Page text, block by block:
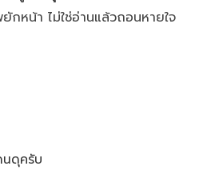
กหน้า ไม่ใช่อ่านแล้วถอนหายใจ
นดุครับ